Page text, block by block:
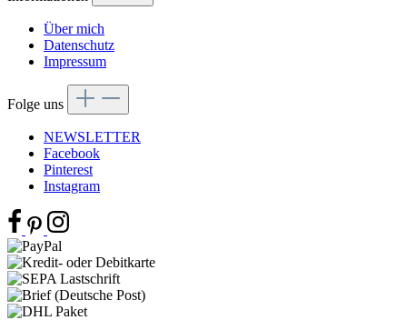
Über mich
Datenschutz
Impressum
Folge uns
NEWSLETTER
Facebook
Pinterest
Instagram